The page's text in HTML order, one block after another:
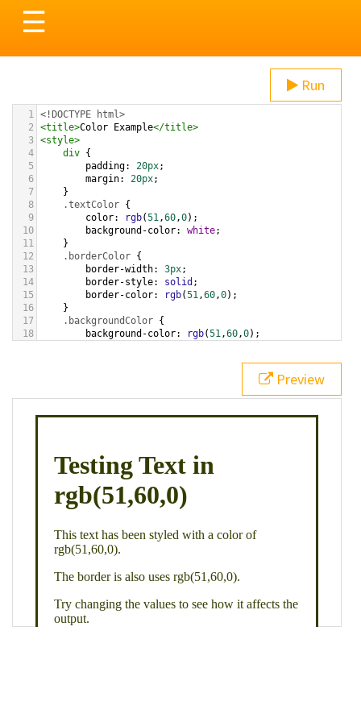
Toggle
navigation
☰
Run
1 <!DOCTYPE html>
2
<title>Color Example</title>
3 <style>
4
div {
5
padding: 20px;
6
margin: 20px;
7
}
8
.textColor {
9
color: rgb(51,60,0);
10
background-color: white;
11
}
12
.borderColor {
13
border-width: 3px;
14
border-style: solid ;
15
border-color: rgb(51,60,0);
16
}
17
.backgroundColor {
18
background-color: rgb(51,60,0);
bottom ,
white, rgb(51,60,0));
div class="textColor borderColor"
< h1>Testing Text in rgb(51,60,0)
Preview